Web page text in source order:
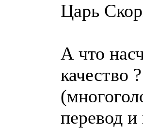
Царь
А что
качество
перевод и